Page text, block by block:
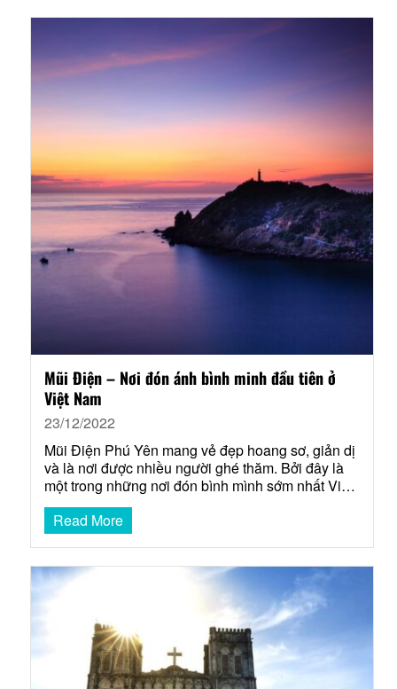
Mũi Điện – Nơi đón ánh bình minh đầu tiên ở
Việt Nam
23/12/2022
Mũi Điện Phú Yên mang vẻ đẹp hoang sơ, giản dị
và là nơi được nhiều người ghé thăm. Bởi đây là
một trong những nơi đón bình mình sớm nhất Việt
Nam. Hôm nay, hãy cùng theo chân Saco Travel
để tìm hiểu về điểm tham quan hấp dẫn này nhé.
Mũi Điện ở…
Read More